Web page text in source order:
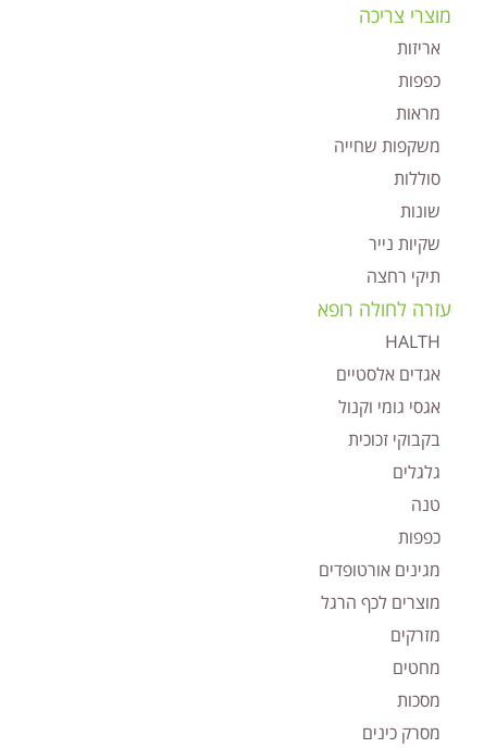
מוצרי צריכה
אריזות
כפפות
מראות
משקפות שחייה
סוללות
שונות
שקיות נייר
תיקי רחצה
עזרה לחולה רופא
HALTH
אגדים אלסטיים
אגסי גומי וקנול
בקבוקי זכוכית
גלגלים
טנה
כפפות
מגינים אורטופדים
מוצרים לכף הרגל
מזרקים
מחטים
מסכות
מסרק כינים